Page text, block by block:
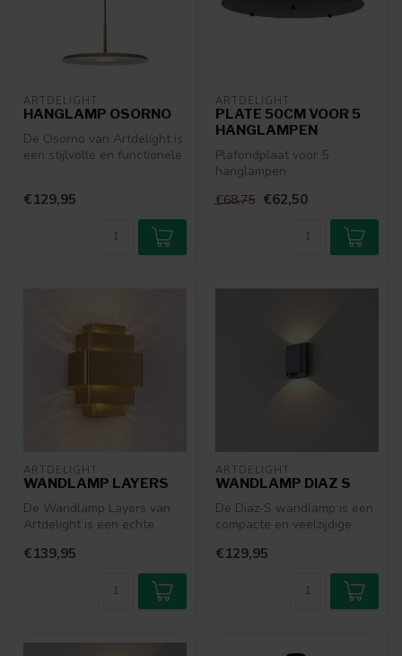
ARTDELIGHT
HANGLAMP OSORNO
De Osorno van Artdelight is
een stijlvolle en functionele
€129,95
ARTDELIGHT
PLATE 50CM VOOR 5
HANGLAMPEN
Plafondplaat voor 5
hanglampen
€68,75 €62,50
ARTDELIGHT
WANDLAMP LAYERS
De Wandlamp Layers van
Artdelight is een echte
Het uni...
€139,95
ARTDELIGHT
WANDLAMP DIAZ S
De Diaz-S wandlamp is een
compacte en veelzijdige
vers...
€129,95